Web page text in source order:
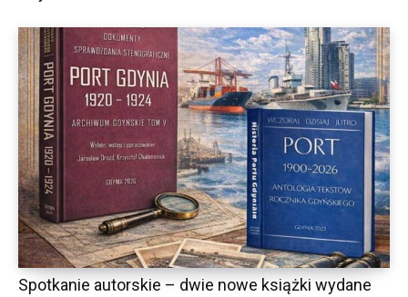
Spotkanie autorskie – dwie nowe książki wydane